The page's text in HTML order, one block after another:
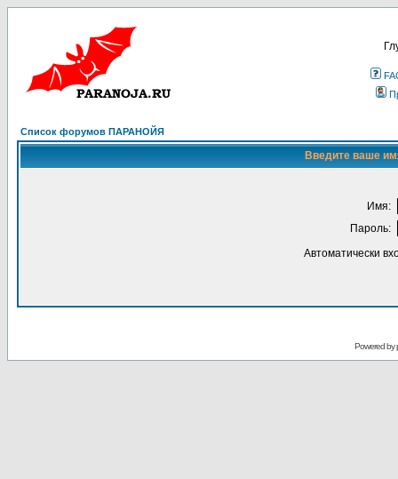
Список форумов ПАРАНОЙЯ
Введите ваше
Имя:
Пароль:
Автоматически
Powered by